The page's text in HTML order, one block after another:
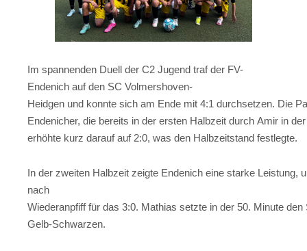
Im spannenden Duell der C2 Jugend traf der FV-
Endenich auf den SC Volmershoven-
Heidgen und konnte sich am Ende mit 4:1 durchsetzen. Die
Endenicher, die bereits in der ersten Halbzeit durch Amir in
erhöhte kurz darauf auf 2:0, was den Halbzeitstand festlegte.
In der zweiten Halbzeit zeigte Endenich eine starke Leistung,
nach
Wiederanpfiff für das 3:0. Mathias setzte in der 50. Minute
Gelb-Schwarzen.